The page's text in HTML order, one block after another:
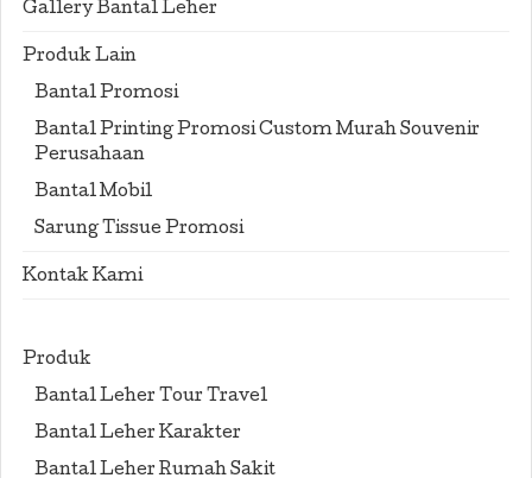
Gallery Bantal Leher
Produk Lain
Bantal Promosi
Bantal Printing Promosi Custom Murah Souvenir
Perusahaan
Bantal Mobil
Sarung Tissue Promosi
Kontak Kami
Produk
Bantal Leher Tour Travel
Bantal Leher Karakter
Bantal Leher Rumah Sakit